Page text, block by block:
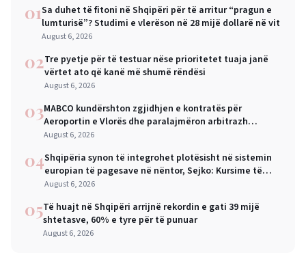
01Sa duhet të fitoni në Shqipëri për të arritur “pragun e
lumturisë”? Studimi e vlerëson në 28 mijë dollarë në vit
August 6, 2026
02Tre pyetje për të testuar nëse prioritetet tuaja janë
vërtet ato që kanë më shumë rëndësi
August 6, 2026
03MABCO kundërshton zgjidhjen e kontratës për
Aeroportin e Vlorës dhe paralajmëron arbitrazh
ndërkombëtar
August 6, 2026
04Shqipëria synon të integrohet plotësisht në sistemin
europian të pagesave në nëntor, Sejko: Kursime të
mëdha për qytetarët dhe bizneset
August 6, 2026
05Të huajt në Shqipëri arrijnë rekordin e gati 39 mijë
shtetasve, 60% e tyre për të punuar
August 6, 2026